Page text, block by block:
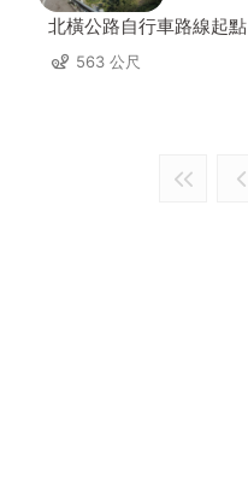
北橫公路自行車路線起點
563 公尺